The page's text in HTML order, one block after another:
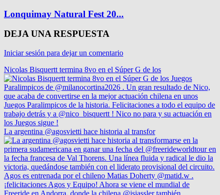
Lonquimay Natural Fest 20...
DEJA UNA RESPUESTA
Iniciar sesión para dejar un comentario
Nicolas Bisquertt termina 8vo en el Súper G de los
La argentina @agosvietti hace historia al transfor